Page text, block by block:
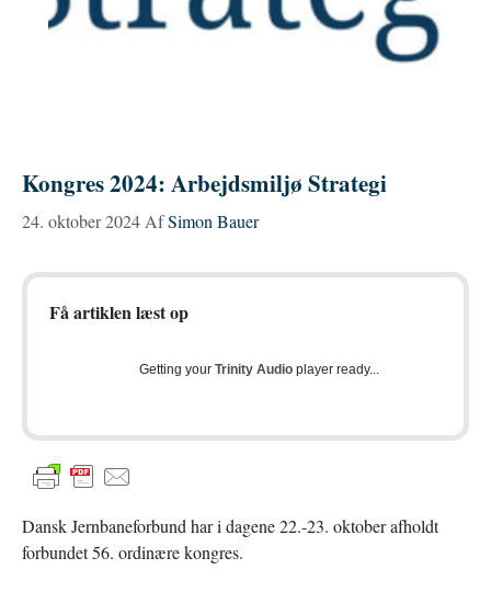
Kongres 2024: Arbejdsmiljø Strategi
24. oktober 2024 AfSimon Bauer
Få artiklen læst op
Getting your Trinity Audio player ready...
Dansk Jernbaneforbund har i dagene 22.-23. oktober afholdt
forbundet 56. ordinære kongres.